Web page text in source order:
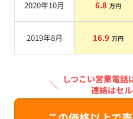
2020年10月 6.8 万円
2019年8月 16.9 万円
＼ しつこい営業電話
連絡はセ